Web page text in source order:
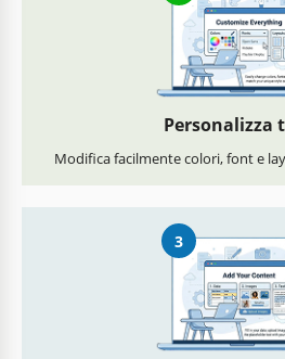
Personalizza
Modifica facilmente colori, font e
3